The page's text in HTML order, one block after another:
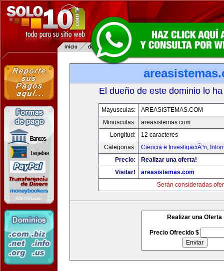
El dueño de este dominio lo
Mayusculas:
AREASISTEMAS.COM
Minusculas:
areasistemas.com
Longitud:
12 caracteres
Categorias:
Ciencia e InvestigaciÃ³n,
Precio:
Realizar una oferta!
Visitar!
areasistemas.com
Serán consideradas
Realizar una Oferta
Precio Ofrecido $